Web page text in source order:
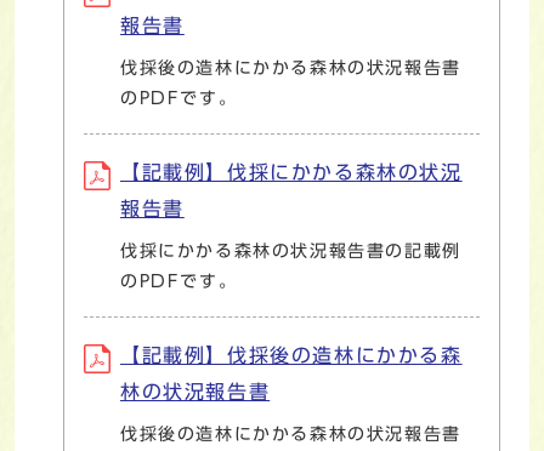
報告書
伐採後の造林にかかる森林の状況報告書
のPDFです。
【記載例】伐採にかかる森林の状況
報告書
伐採にかかる森林の状況報告書の記載例
のPDFです。
【記載例】伐採後の造林にかかる森
林の状況報告書
伐採後の造林にかかる森林の状況報告書